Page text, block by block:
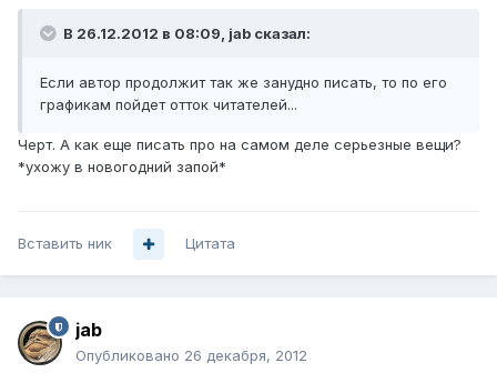
В 26.12.2012 в 08:09, jab сказал:
Если автор продолжит так же занудно писать, то по его
графикам пойдет отток читателей...
Черт. А как еще писать про на самом деле серьезные вещи?
*ухожу в новогодний запой*
Вставить ник Цитата
jab
Опубликовано 26 декабря, 2012